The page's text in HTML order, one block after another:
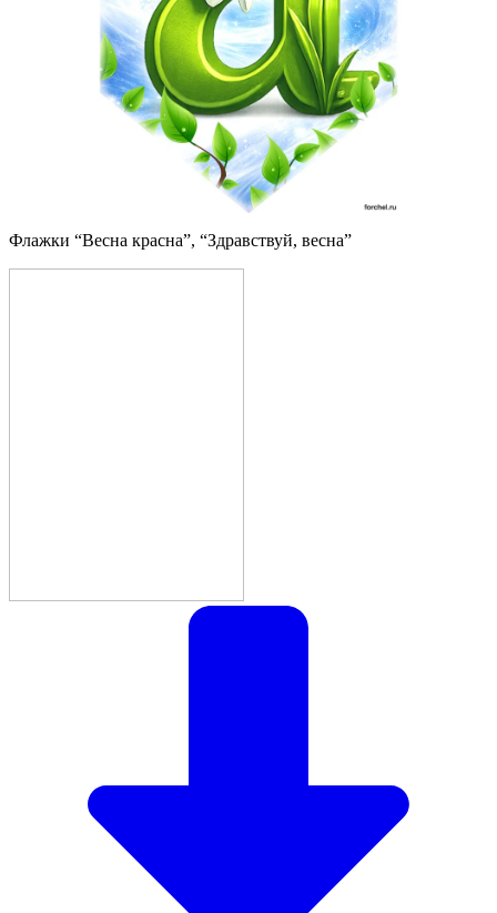
Флажки “Весна красна”, “Здравствуй, весна”